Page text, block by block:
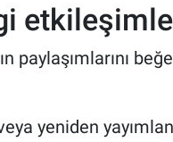
paylaşımlarını
yeniden